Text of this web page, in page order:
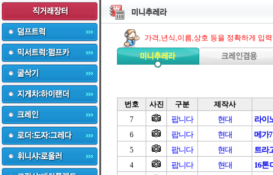
가격,년식,이름,상호 등을 정확하게 입
번호 사진 구분
제작사
7
팝니다 현대 라이
6 팝니다 현대 메가
5 팝니다 현대 트라
4 팝니다 현대 16톤